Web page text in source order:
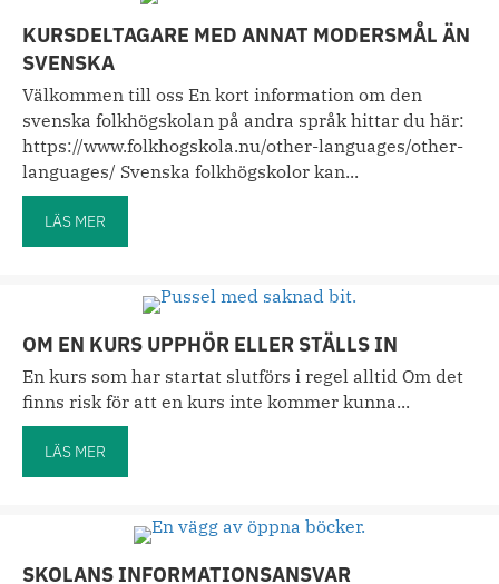
KURSDELTAGARE MED ANNAT MODERSMÅL ÄN
SVENSKA
Välkommen till oss En kort information om den
svenska folkhögskolan på andra språk hittar du här:
https://www.folkhogskola.nu/other-languages/other-
languages/ Svenska folkhögskolor kan...
LÄS MER
OM EN KURS UPPHÖR ELLER STÄLLS IN
En kurs som har startat slutförs i regel alltid Om det
finns risk för att en kurs inte kommer kunna...
LÄS MER
SKOLANS INFORMATIONSANSVAR